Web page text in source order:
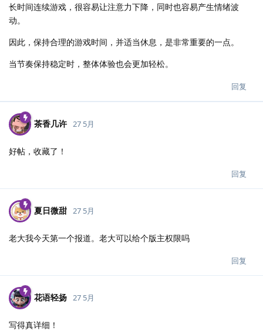
长时间连续游戏，很容易让注意力下降，同时也容易产生情绪波
动。
因此，保持合理的游戏时间，并适当休息，是非常重要的一点。
当节奏保持稳定时，整体体验也会更加轻松。
回复
茶香几许 27 5月
好帖，收藏了！
回复
夏日微甜 27 5月
老大我今天第一个报道。老大可以给个版主权限吗
回复
花语轻扬 27 5月
写得真详细！